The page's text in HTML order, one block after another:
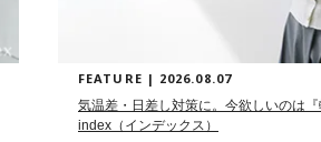
FEATURE | 2026.08.07
気温差・日差し対策に。今欲しいのは『
index（インデックス）